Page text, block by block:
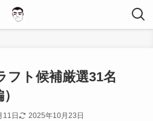
フト候補厳選31名
11日 2025年10月23日